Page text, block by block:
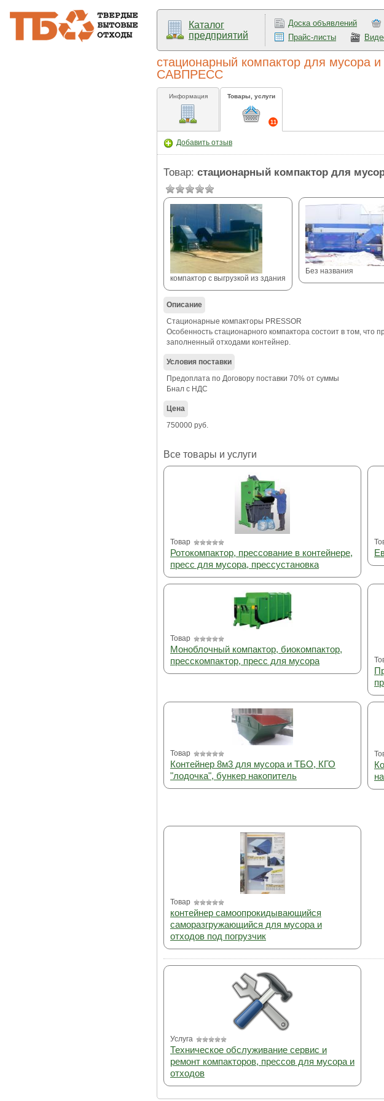
Каталог
предприятий
Доска объявлений
Прайс-листы
стационарный компактор для мусора
САВПРЕСС
Информация
11
Товары, услуги
Добавить отзыв
Товар: стационарный компактор для
компактор с выгрузкой из здания
Без названия
Описание
Стационарные компакторы PRESSOR
Особенность стационарного компактора состоит в том, что
заполненный отходами контейнер.
Условия поставки
Предоплата по Договору поставки 70% от суммы
Бнал с НДС
Цена
750000 руб.
Все товары и услуги
Товар
Ротокомпактор, прессование в контейнере,
пресс для мусора, прессустановка
Товар
Моноблочный компактор, биокомпактор,
пресскомпактор, пресс для мусора
Товар
Контейнер 8м3 для мусора и ТБО, КГО
"лодочка", бункер накопитель
Товар
контейнер самоопрокидывающийся
саморазгружающийся для мусора и
отходов под погрузчик
Услуга
Техническое обслуживание сервис и
ремонт компакторов, прессов для мусора и
отходов